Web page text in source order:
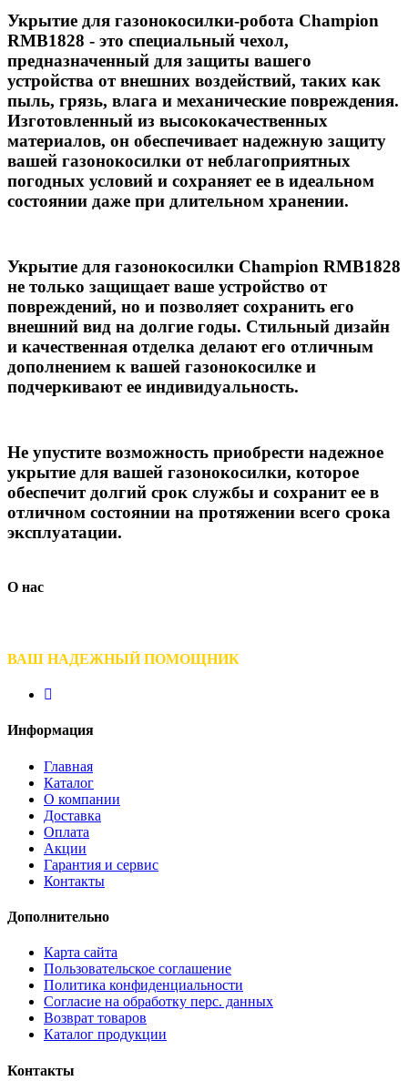
Укрытие для газонокосилки-робота Champion
RMB1828 - это специальный чехол,
предназначенный для защиты вашего
устройства от внешних воздействий, таких как
пыль, грязь, влага и механические повреждения.
Изготовленный из высококачественных
материалов, он обеспечивает надежную защиту
вашей газонокосилки от неблагоприятных
погодных условий и сохраняет ее в идеальном
состоянии даже при длительном хранении.
Укрытие для газонокосилки Champion RMB1828
не только защищает ваше устройство от
повреждений, но и позволяет сохранить его
внешний вид на долгие годы. Стильный дизайн
и качественная отделка делают его отличным
дополнением к вашей газонокосилке и
подчеркивают ее индивидуальность.
Не упустите возможность приобрести надежное
укрытие для вашей газонокосилки, которое
обеспечит долгий срок службы и сохранит ее в
отличном состоянии на протяжении всего срока
эксплуатации.
О нас
ВАШ НАДЕЖНЫЙ ПОМОЩНИК
Информация
Главная
Каталог
О компании
Доставка
Оплата
Акции
Гарантия и сервис
Контакты
Дополнительно
Карта сайта
Пользовательское соглашение
Политика конфиденциальности
Согласие на обработку перс. данных
Возврат товаров
Каталог продукции
Контакты